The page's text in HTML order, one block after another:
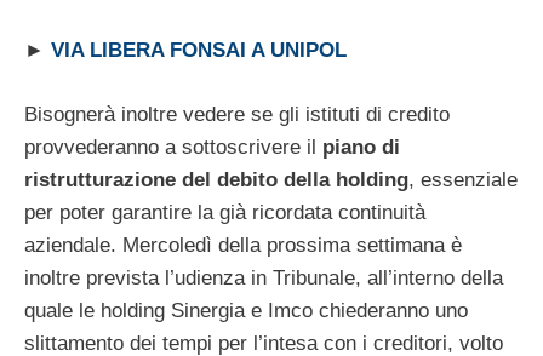
► VIA LIBERA FONSAI A UNIPOL
Bisognerà inoltre vedere se gli istituti di credito
provvederanno a sottoscrivere il piano di
ristrutturazione del debito della holding, essenziale
per poter garantire la già ricordata continuità
aziendale. Mercoledì della prossima settimana è
inoltre prevista l’udienza in Tribunale, all’interno della
quale le holding Sinergia e Imco chiederanno uno
slittamento dei tempi per l’intesa con i creditori, volto